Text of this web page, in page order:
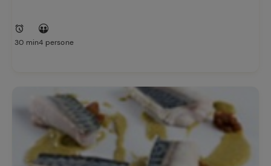
30 min4 persone
preferite